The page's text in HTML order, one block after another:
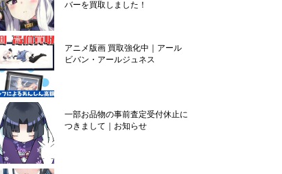
バーを買取しました！
アニメ版画 買取強化中｜アール
ビバン・アールジュネス
一部お品物の事前査定受付休止に
つきまして｜お知らせ